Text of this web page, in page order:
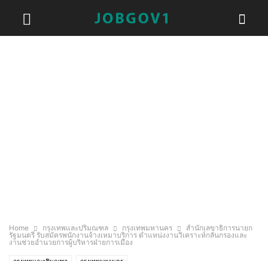
Home กรุงเทพและปริมณฑล กรุงเทพมหานคร
สำนักเลขาธิการนายก
รัฐมนตรี รับสมัครพนักงานจ้างเหมาบริการ ตำแหน่งงานวิเคราะห์กลั่นกรองและ
งานช่วยอำนวยการผู้บริหารฝ่ายการเมือง